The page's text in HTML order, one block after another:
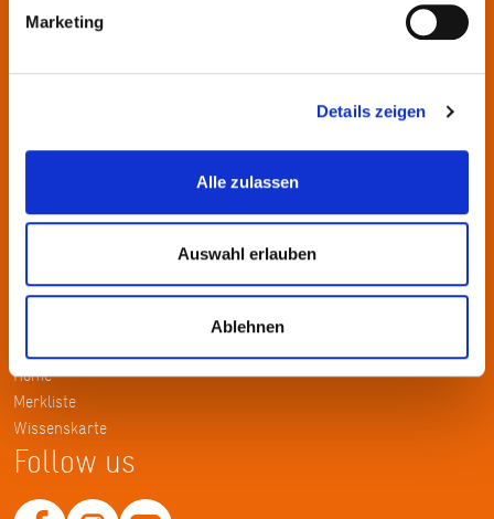
Marketing
Details zeigen
Alle zulassen
Auswahl erlauben
Ablehnen
Mitgliedern präsentiert sie Projekte und setzt Impulse zu
wechselnden Themen.
Tel.: +49 69 2577-1700
Home
Merkliste
Wissenskarte
Follow us